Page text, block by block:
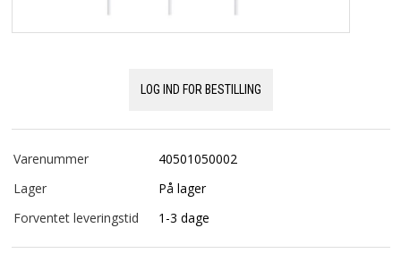
LOG IND FOR BESTILLING
Varenummer
40501050002
Lager
På lager
Forventet leveringstid
1-3 dage